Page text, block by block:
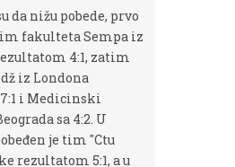
da nižu pobede, prvo
fakulteta Sempa iz
4:1, zatim
iz Londona
i Medicinski
sa 4:2. U
je tim "Ctu
rezultatom 5:1, a u